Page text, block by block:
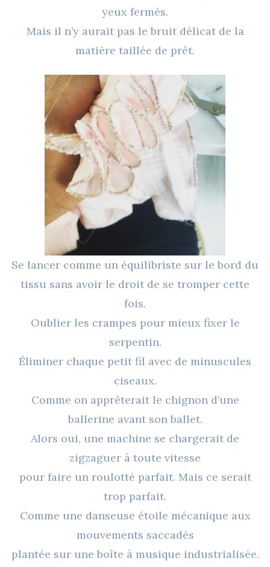
yeux fermés.
Mais il n’y aurait pas le bruit délicat de la
matière taillée de prêt.
Se lancer comme un équilibriste sur le bord du
tissu sans avoir le droit de se tromper cette
fois.
Oublier les crampes pour mieux fixer le
serpentin.
Éliminer chaque petit fil avec de minuscules
ciseaux.
Comme on apprêterait le chignon d’une
ballerine avant son ballet.
Alors oui, une machine se chargerait de
zigzaguer à toute vitesse
pour faire un roulotté parfait. Mais ce serait
trop parfait.
Comme une danseuse étoile mécanique aux
mouvements saccadés
plantée sur une boîte à musique industrialisée.